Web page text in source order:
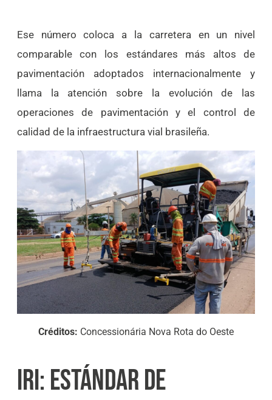
Ese número coloca a la carretera en un nivel
comparable con los estándares más altos de
pavimentación adoptados internacionalmente y
llama la atención sobre la evolución de las
operaciones de pavimentación y el control de
calidad de la infraestructura vial brasileña.
Créditos: Concessionária Nova Rota do Oeste
IRI: ESTÁNDAR DE